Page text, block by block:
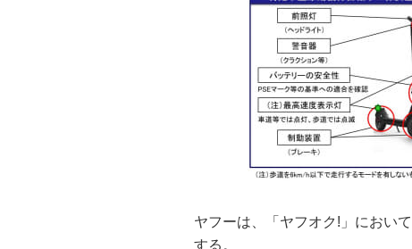
ヤフーは、「ヤフオク!」におい
する。